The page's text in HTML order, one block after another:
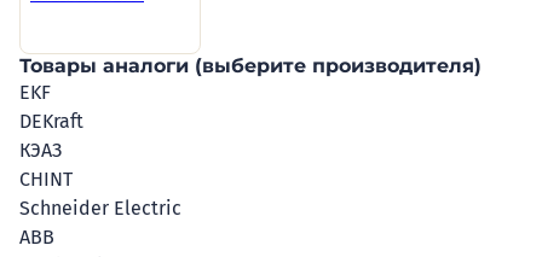
Товары аналоги (выберите производителя)
EKF
DEKraft
КЭАЗ
CHINT
Schneider Electric
ABB